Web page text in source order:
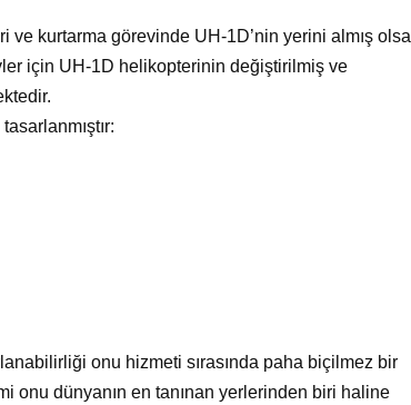
kurtarma görevinde UH-1D’nin yerini almış olsa
için UH-1D helikopterinin değiştirilmiş ve
onu hizmeti sırasında paha biçilmez bir
onu dünyanın en tanınan yerlerinden biri haline